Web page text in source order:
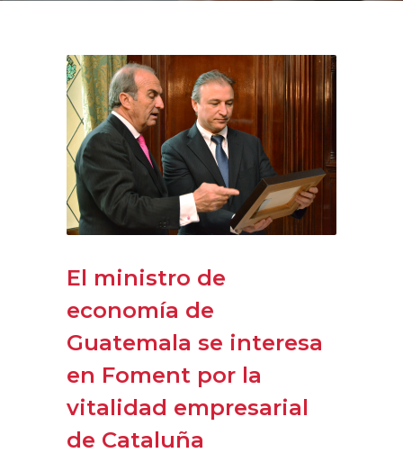
El ministro de
economía de
Guatemala se interesa
en Foment por la
vitalidad empresarial
de Cataluña